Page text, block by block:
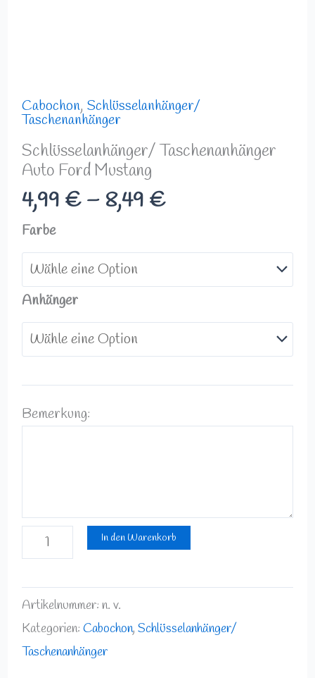
Cabochon, Schlüsselanhänger/
Taschenanhänger
Schlüsselanhänger/ Taschenanhänger
Auto Ford Mustang
4,99 € – 8,49 €
Farbe
Anhänger
Bemerkung:
In den Warenkorb
Artikelnummer: n. v.
Kategorien: Cabochon, Schlüsselanhänger/
Taschenanhänger